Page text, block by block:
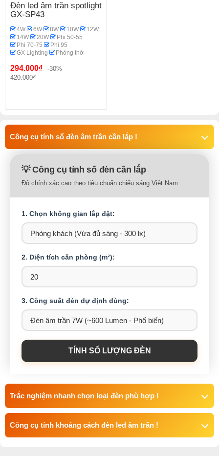
Đèn led âm trần spotlight
GX-SP43
4W 6W 8W 10W
12W
14W
20W
Phi 50-55
Phi 70-75
Phi 95
GX Lighting
Phòng thờ
294.000₫
-30%
420.000₫
Công cụ tính số đèn âm trần cần lắp !
💡 Công cụ tính số đèn cần lắp
Độ chính xác cao theo tiêu chuẩn chiếu sáng Việt Nam
1. Chọn không gian lắp đặt:
2. Diện tích căn phòng (m²):
3. Công suất đèn dự định dùng:
TÍNH SỐ LƯỢNG ĐÈN
Trắc nghiệm nhanh chọn loại đèn phù hợp !
Công cụ tính khoảng cách đèn led âm trần !